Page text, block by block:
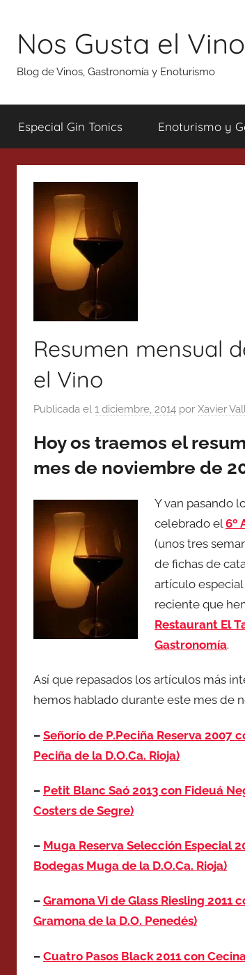
contenido
Nos Gusta el Vino
Blog de Vinos, Gastronomía y Enoturismo
Especial Gin Tonics Enoturismo y
Resumen mensual
el Vino
Publicada el 1 diciembre, 2014 por Xavier
Hoy os traemos el
mes de noviembre de
Y van pasando
celebrado el6º
(unos tres
de fichas de
artículo
reciente que
Restaurant El
Gastronomía.
Así que repasados los artículos más
hemos hablado durante este mes de
– Señorío de P.Peciña Reserva 2007
Peciña de la D.O.Ca. Rioja)
– Petit Blanc Saó 2013 con Fideuá
Costers de Segre)
– Muga Reserva Selección Especial
Bodegas Muga de la D.O.Ca. Rioja)
– Gramona Vi de Glass Riesling
Gramona de la D.O. Penedés)
– Cuatro Pasos Black 2011 con